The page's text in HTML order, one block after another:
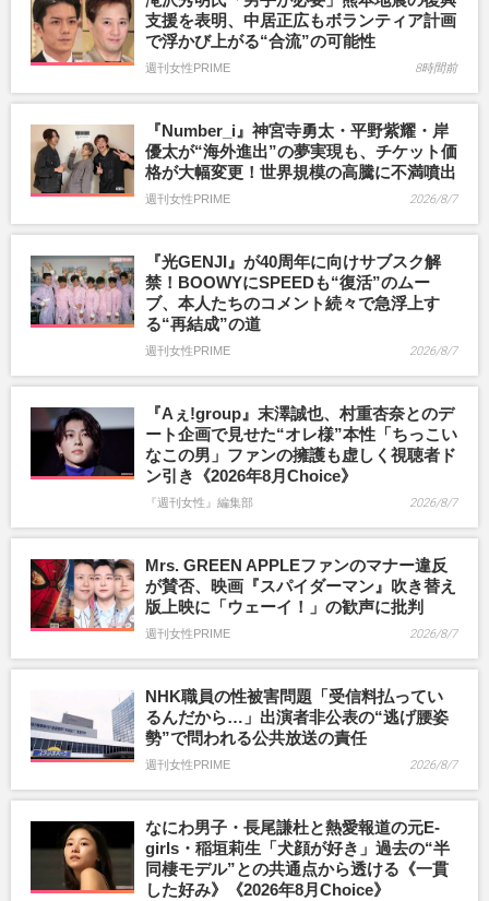
支援を表明、中居正広もボランティア計画
で浮かび上がる“合流”の可能性
週刊女性PRIME 8時間前
『Number_i』神宮寺勇太・平野紫耀・岸
優太が“海外進出”の夢実現も、チケット価
格が大幅変更！世界規模の高騰に不満噴出
週刊女性PRIME 2026/8/7
『光GENJI』が40周年に向けサブスク解
禁！BOOWYにSPEEDも“復活”のムー
ブ、本人たちのコメント続々で急浮上す
る“再結成”の道
週刊女性PRIME 2026/8/7
『Aぇ!group』末澤誠也、村重杏奈とのデ
ート企画で見せた“オレ様”本性「ちっこい
なこの男」ファンの擁護も虚しく視聴者ド
ン引き《2026年8月Choice》
『週刊女性』編集部 2026/8/7
Mrs. GREEN APPLEファンのマナー違反
が賛否、映画『スパイダーマン』吹き替え
版上映に「ウェーイ！」の歓声に批判
週刊女性PRIME 2026/8/7
NHK職員の性被害問題「受信料払ってい
るんだから…」出演者非公表の“逃げ腰姿
勢”で問われる公共放送の責任
週刊女性PRIME 2026/8/7
なにわ男子・長尾謙杜と熱愛報道の元E-
girls・稲垣莉生「犬顔が好き」過去の“半
同棲モデル”との共通点から透ける《一貫
した好み》《2026年8月Choice》